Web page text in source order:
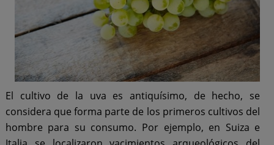
El cultivo de la uva es antiquísimo, de hecho, se
considera que forma parte de los primeros cultivos del
hombre para su consumo. Por ejemplo, en Suiza e